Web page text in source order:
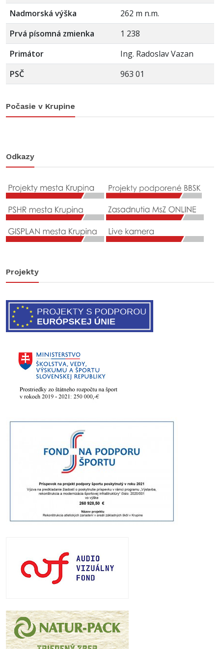
Nadmorská výška
262 m n.m.
Prvá písomná zmienka
1 238
Primátor
Ing. Radoslav Vazan
PSČ
963 01
Počasie v Krupine
Odkazy
Projekty